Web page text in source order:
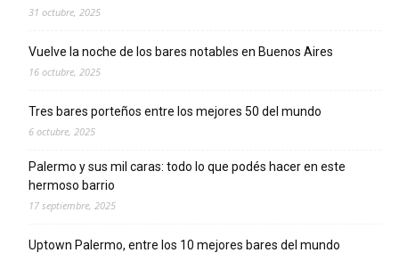
31 octubre, 2025
Vuelve la noche de los bares notables en Buenos Aires
16 octubre, 2025
Tres bares porteños entre los mejores 50 del mundo
6 octubre, 2025
Palermo y sus mil caras: todo lo que podés hacer en este
hermoso barrio
17 septiembre, 2025
Uptown Palermo, entre los 10 mejores bares del mundo